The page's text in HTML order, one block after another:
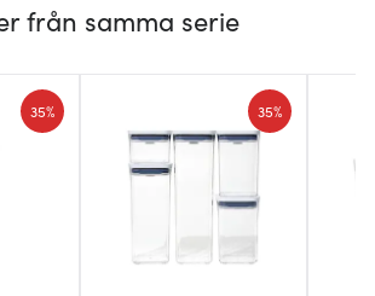
från samma serie
35% 35%